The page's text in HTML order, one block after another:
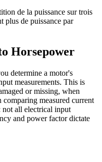
de la puissance sur trois
plus de puissance par
Horsepower
determine a motor's
measurements. This is
or missing, when
measured current
not all electrical input
and power factor dictate